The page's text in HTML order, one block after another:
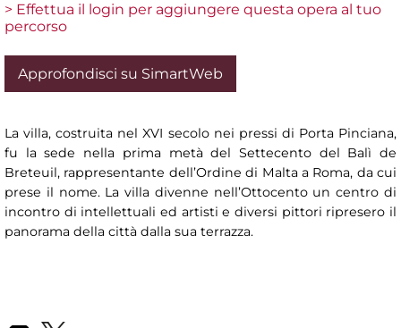
> Effettua il login per aggiungere questa opera al tuo
percorso
Approfondisci su SimartWeb
La villa, costruita nel XVI secolo nei pressi di Porta Pinciana,
fu la sede nella prima metà del Settecento del Balì de
Breteuil, rappresentante dell’Ordine di Malta a Roma, da cui
prese il nome. La villa divenne nell’Ottocento un centro di
incontro di intellettuali ed artisti e diversi pittori ripresero il
panorama della città dalla sua terrazza.